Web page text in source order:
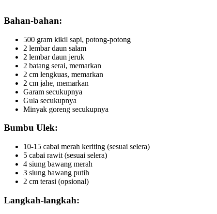
Bahan-bahan:
500 gram kikil sapi, potong-potong
2 lembar daun salam
2 lembar daun jeruk
2 batang serai, memarkan
2 cm lengkuas, memarkan
2 cm jahe, memarkan
Garam secukupnya
Gula secukupnya
Minyak goreng secukupnya
Bumbu Ulek:
10-15 cabai merah keriting (sesuai selera)
5 cabai rawit (sesuai selera)
4 siung bawang merah
3 siung bawang putih
2 cm terasi (opsional)
Langkah-langkah: